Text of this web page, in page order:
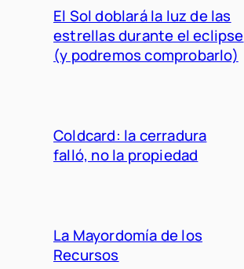
El Sol doblará la luz de las
estrellas durante el eclipse
(y podremos comprobarlo)
Coldcard: la cerradura
falló, no la propiedad
La Mayordomía de los
Recursos